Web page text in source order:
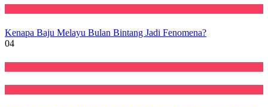
Kenapa Baju Melayu Bulan Bintang Jadi Fenomena?
04